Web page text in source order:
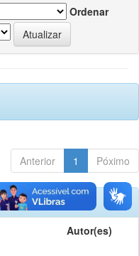
Ordenar
Anterior 1 Póximo
Autor(es)